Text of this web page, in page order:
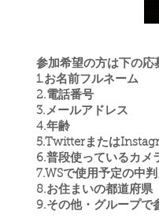
参加希望の方は下の応
1.お名前フルネーム
2.電話番号
3.メールアドレス
4.年齢
5.Twitterまたは
6.普段使っているカメ
7.WSで使用予定の中
8.お住まいの都道府県
9.その他・グループで